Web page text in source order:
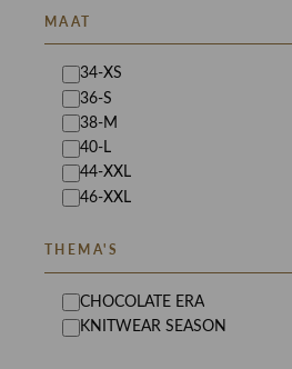
MAAT
34-XS
36-S
38-M
40-L
44-XXL
46-XXL
THEMA'S
CHOCOLATE ERA
KNITWEAR SEASON